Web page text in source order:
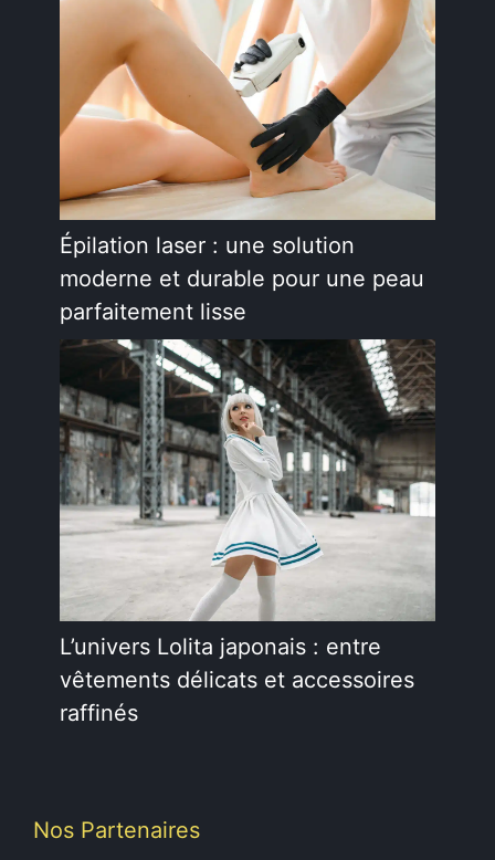
Épilation laser : une solution
moderne et durable pour une peau
parfaitement lisse
L’univers Lolita japonais : entre
vêtements délicats et accessoires
raffinés
Nos Partenaires